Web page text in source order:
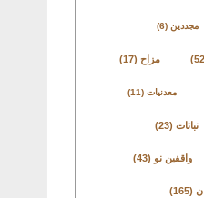
مجددین (6)
مزاح(17)
معدنیات(11)
نباتات(23)
واقفین نو (43)
(165)